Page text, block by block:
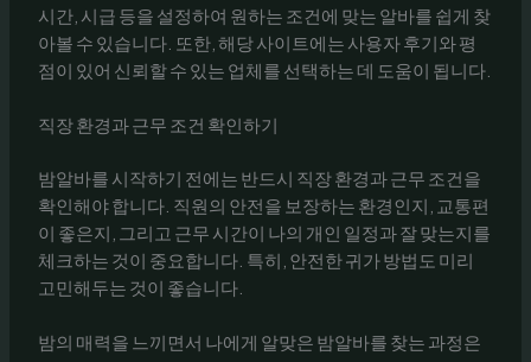
시간, 시급 등을 설정하여 원하는 조건에 맞는 알바를 쉽게 찾
아볼 수 있습니다. 또한, 해당 사이트에는 사용자 후기와 평
점이 있어 신뢰할 수 있는 업체를 선택하는 데 도움이 됩니다.
직장 환경과 근무 조건 확인하기
밤알바를 시작하기 전에는 반드시 직장 환경과 근무 조건을
확인해야 합니다. 직원의 안전을 보장하는 환경인지, 교통편
이 좋은지, 그리고 근무 시간이 나의 개인 일정과 잘 맞는지를
체크하는 것이 중요합니다. 특히, 안전한 귀가 방법도 미리
고민해두는 것이 좋습니다.
밤의 매력을 느끼면서 나에게 알맞은 밤알바를 찾는 과정은